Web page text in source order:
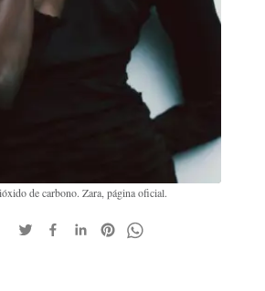
de carbono. Zara, página oficial.